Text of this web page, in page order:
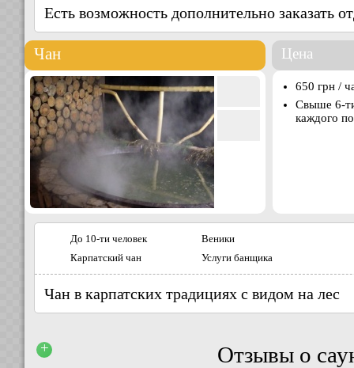
Есть возможность дополнительно заказать
Чан Цена
650 грн /
Свыше 6-
каждого
До 10-ти человек
Карпатский чан
Веники
Услуги банщика
Чан в карпатских традициях с видом на лес
+ Отзывы о